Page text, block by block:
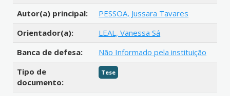
Autor(a) principal:
PESSOA, Jussara Tavares
Orientador(a):
LEAL, Vanessa Sá
Banca de defesa:
Não Informado pela instituição
Tipo de
documento:
Tese